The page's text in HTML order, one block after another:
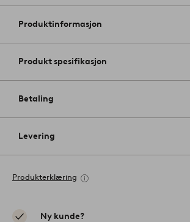
Produktinformasjon
Produkt spesifikasjon
Betaling
Levering
Produkterklæring
Ny kunde?